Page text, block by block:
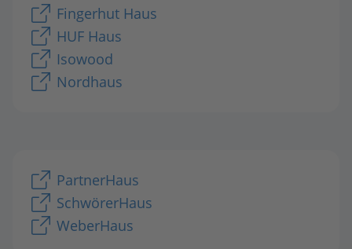
Fingerhut Haus
HUF Haus
Isowood
Nordhaus
PartnerHaus
SchwörerHaus
WeberHaus